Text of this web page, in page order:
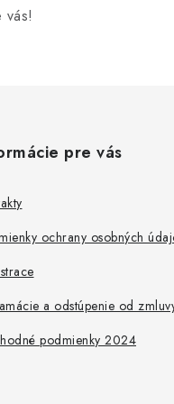
pre vás
ochrany osobných
a odstúpenie od
podmienky 2024